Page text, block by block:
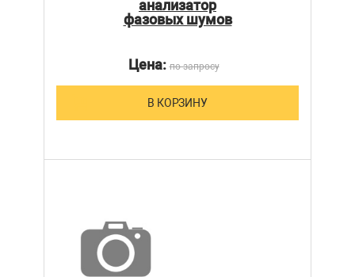
анализатор
фазовых шумов
Цена:по запросу
В КОРЗИНУ